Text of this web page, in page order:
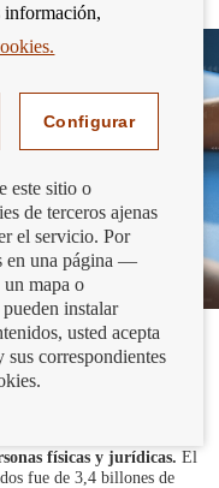
de
físicas y jurídicas. El
fue de 3,4 billones de
información,
Configurar
este sitio o
de terceros ajenas
el servicio. Por
en una página —
mapa o
instalar
usted acepta
sus correspondientes